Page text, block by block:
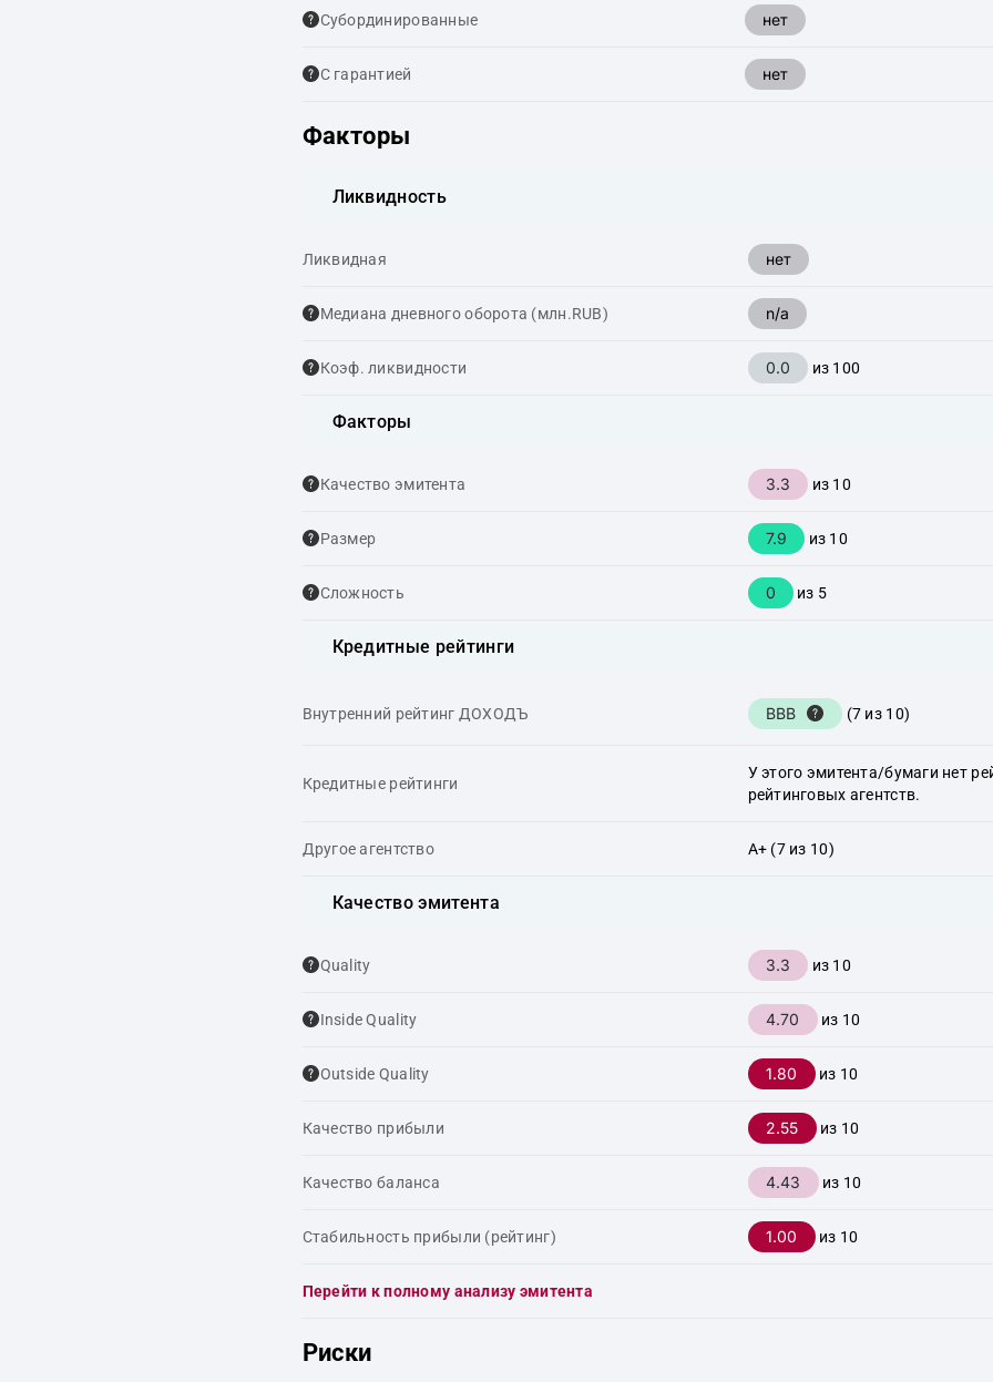
Cубординированные нет
С гарантией нет
Факторы
Ликвидность
Ликвидная нет
Медиана дневного оборота (млн.RUB) n/a
Коэф. ликвидности 0.0 из 100
Факторы
Качество эмитента 3.3 из 10
Размер 7.9 из 10
Сложность 0 из 5
Кредитные рейтинги
Внутренний рейтинг ДОХОДЪ BBB (7 из 10)
Кредитные рейтинги
У этого эмитента/бумаги нет
рейтинговых агентств.
Другое агентство A+ (7 из 10)
Качество эмитента
Quality 3.3 из 10
Inside Quality 4.70 из 10
Outside Quality 1.80 из 10
Качество прибыли 2.55 из 10
Качество баланса 4.43 из 10
Стабильность прибыли (рейтинг) 1.00 из 10
Перейти к полному анализу эмитента
Риски